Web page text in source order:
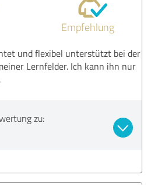
Empfehlung
und flexibel unterstützt bei der
Lernfelder. Ich kann ihn nur
zu: